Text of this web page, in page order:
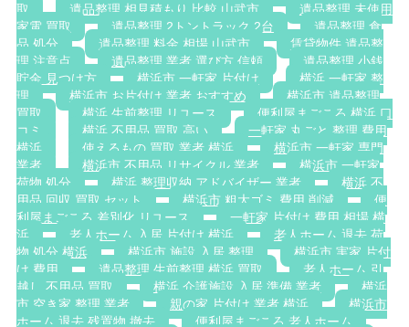
取
遺品整理 相見積もり 比較 山武市
遺品整理 未使用
家電 買取
遺品整理 2トントラック 2台
遺品整理 食
品 処分
遺品整理 料金 相場 山武市
賃貸物件 遺品整
理 注意点
遺品整理 業者 選び方 信頼
遺品整理 小銭
貯金 見つけ方
横浜市 一軒家 片付け
横浜 一軒家 整
理
横浜市 お片付け 業者 おすすめ
横浜市 遺品整理
買取
横浜 生前整理 リユース
便利屋まごころ 横浜 口
コミ
横浜 不用品 買取 高い
一軒家 丸ごと 整理 費用
横浜
使えるもの 買取 業者 横浜
横浜市 一軒家 専門
業者
横浜市 不用品 リサイクル 業者
横浜市 一軒家
荷物 処分
横浜 整理収納 アドバイザー 業者
横浜 不
用品 回収 買取 セット
横浜市 粗大ゴミ 費用 削減
便
利屋まごころ 差別化 リユース
一軒家 片付け 費用 相場 横
浜
老人ホーム 入居 片付け 横浜
老人ホーム 退去 荷
物 処分 横浜
横浜市 施設 入居 整理
横浜市 実家 片付
け 費用
遺品整理 生前整理 横浜 買取
老人ホーム 引
越し 不用品 買取
横浜 介護施設 入居 準備 業者
横浜
市 空き家 整理 業者
親の家 片付け 業者 横浜
横浜市
ホーム 退去 残置物 撤去
便利屋まごころ 老人ホーム